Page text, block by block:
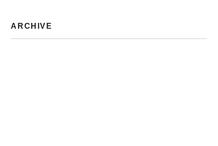
ARCHIVE